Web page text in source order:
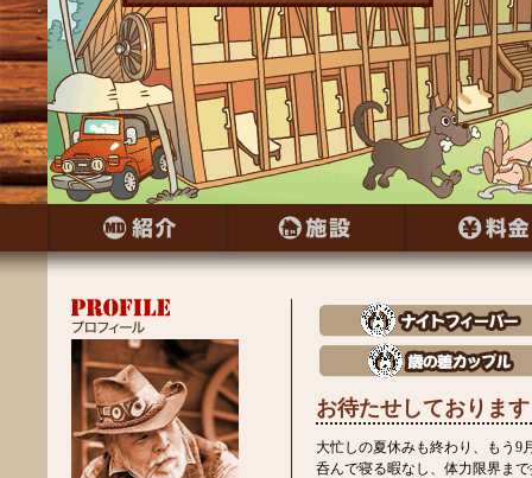
お待たせしております
大忙しの夏休みも終わり、もう9
呑んで寝る暇なし、体力限界ま